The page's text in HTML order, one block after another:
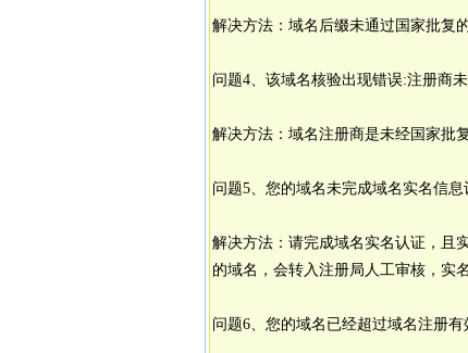
解决方法：域名后缀未通过国家批复
问题4、该域名核验出现错误:注册商
解决方法：域名注册商是未经国家批
问题5、您的域名未完成域名实名信息
解决方法：请完成域名实名认证，且
的域名，会转入注册局人工审核，实
问题6、您的域名已经超过域名注册有